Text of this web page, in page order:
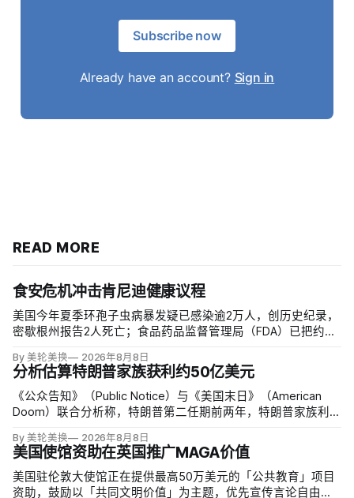
Subscribe now
Already have an account? Sign in
READ MORE
食安危机冲击肯尼迪健康议程
美国今年夏季环孢子虫病暴发疑已感染逾2万人，创历史纪录，
密歇根州报告2人死亡；食品药品监督管理局（FDA）已把约
来，但其余来源仍未查清。
By 美轮美换 2026年8月8日
分析估算特朗普家族获利约50亿美元
《公众告知》（Public Notice）与《美国末日》（American
Doom）联合分析称，特朗普第二任期前两年，特朗普家族利润
22.5亿美元、外国授权业务2025年收入6100万美元；
By 美轮美换 2026年8月8日
美国使馆资助在英国推广MAGA价值
美国驻伦敦大使馆正在提供最高50万美元的「公共教育」项目
资助，鼓励以「共同文明价值」为主题，优先宣传言论自由、